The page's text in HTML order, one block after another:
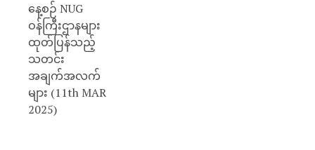
နေ့စဉ် NUG
ဝန်ကြီးဌာနများ
ထုတ်ပြန်သည့်
သတင်း
အချက်အလက်
များ (11th MAR
2025)